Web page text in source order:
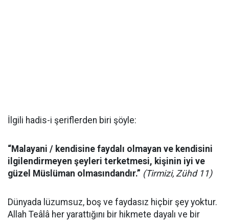
İlgili hadis-i şeriflerden biri şöyle:
“Malayani / kendisine faydalı olmayan ve kendisini
ilgilendirmeyen şeyleri terketmesi, kişinin iyi ve
güzel Müslüman olmasındandır.” (Tirmizi, Zühd 11)
Dünyada lüzumsuz, boş ve faydasız hiçbir şey yoktur.
Allah Teâlâ her yarattığını bir hikmete dayalı ve bir